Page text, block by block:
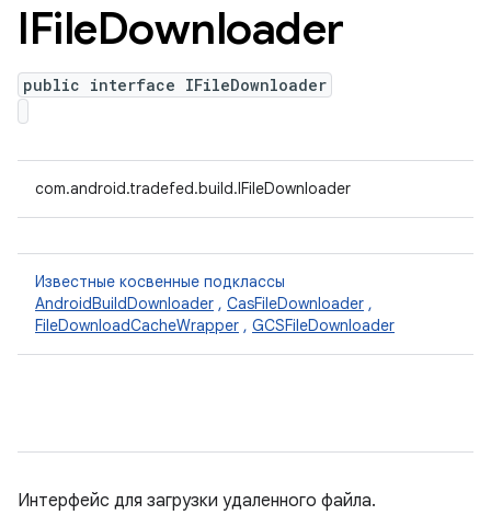
IFileDownloader
public interface IFileDownloader
com.android.tradefed.build.IFileDownloader
Известные косвенные подклассы
AndroidBuildDownloader , CasFileDownloader ,
FileDownloadCacheWrapper , GCSFileDownloader
Интерфейс для загрузки удаленного файла.